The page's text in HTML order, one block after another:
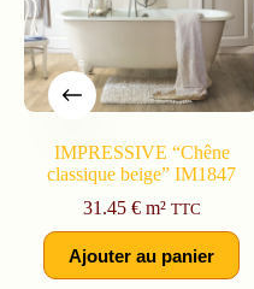
IMPRESSIVE “Chêne
classique beige” IM1847
31.45 €m² TTC
Ajouter au panier